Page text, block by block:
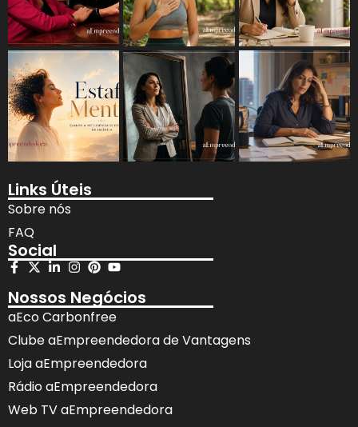
Links Úteis
Sobre nós
FAQ
Social
Nossos Negócios
aEco Carbonfree
Clube aEmpreendedora de Vantagens
Loja aEmpreendedora
Rádio aEmpreendedora
Web TV aEmpreendedora